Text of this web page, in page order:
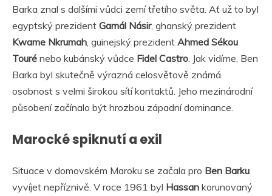
Barka znal s dalšími vůdci zemí třetího světa. Ať už to byl
egyptský prezident Gamál Násir, ghanský prezident
Kwame Nkrumah, guinejský prezident Ahmed Sékou
Touré nebo kubánský vůdce Fidel Castro. Jak vidíme, Ben
Barka byl skutečně výrazná celosvětově známá
osobnost s velmi širokou sítí kontaktů. Jeho mezinárodní
působení začínalo být hrozbou západní dominance.
Marocké spiknutí a exil
Situace v domovském Maroku se začala pro Ben Barku
vyvíjet nepříznivě. V roce 1961 byl Hassan korunovaný